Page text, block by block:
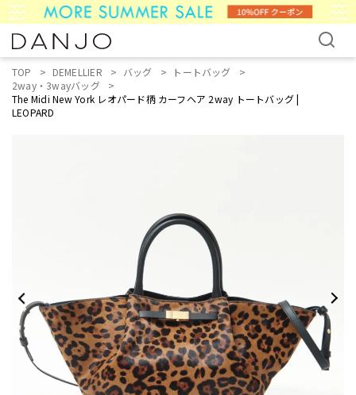
TOP DEMELLIER バッグ
トートバッグ
2way・3wayバッグ
The Midi New York レオパード柄 カーフヘア 2way トートバッグ |
LEOPARD